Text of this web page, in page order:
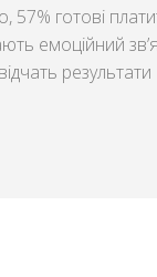
57% готові
емоційний
результати